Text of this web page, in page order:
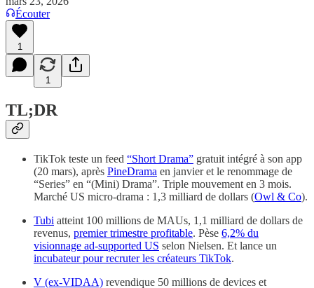
Écouter
1
1
TL;DR
TikTok teste un feed “Short Drama” gratuit intégré à son app
(20 mars), après PineDrama en janvier et le renommage de
“Series” en “(Mini) Drama”. Triple mouvement en 3 mois.
Marché US micro-drama : 1,3 milliard de dollars (Owl & Co).
Tubi atteint 100 millions de MAUs, 1,1 milliard de dollars de
revenus, premier trimestre profitable. Pèse 6,2% du
visionnage ad-supported US selon Nielsen. Et lance un
incubateur pour recruter les créateurs TikTok.
V (ex-VIDAA) revendique 50 millions de devices et